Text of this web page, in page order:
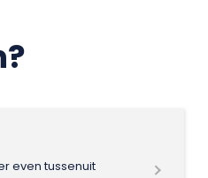
even tussenuit